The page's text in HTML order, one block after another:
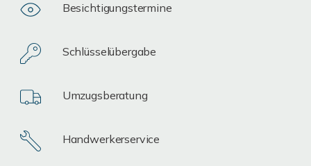
Besichtigungstermine
Schlüsselübergabe
Umzugsberatung
Handwerkerservice